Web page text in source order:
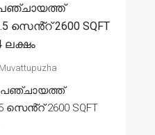
സെൻ്റ് 2600 SQFT
ലക്ഷം
Muvattupuzha
പഞ്ചായത്ത്
2600 SQFT